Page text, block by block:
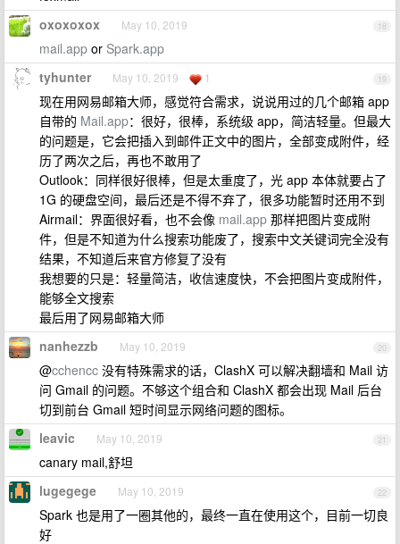
18
oxoxoxox May 10, 2019
mail.app or Spark.app
19
tyhunter May 10, 2019 1
现在用网易邮箱大师，感觉符合需求，说说用过的几个邮箱 app
自带的 Mail.app：很好，很棒，系统级 app，简洁轻量。但最大
的问题是，它会把插入到邮件正文中的图片，全部变成附件，经
历了两次之后，再也不敢用了
Outlook：同样很好很棒，但是太重度了，光 app 本体就要占了
1G 的硬盘空间，最后还是不得不弃了，很多功能暂时还用不到
Airmail：界面很好看，也不会像 mail.app 那样把图片变成附
件，但是不知道为什么搜索功能废了，搜索中文关键词完全没有
结果，不知道后来官方修复了没有
我想要的只是：轻量简洁，收信速度快，不会把图片变成附件，
能够全文搜索
最后用了网易邮箱大师
20
nanhezzb May 10, 2019
@cchencc 没有特殊需求的话，ClashX 可以解决翻墙和 Mail 访
问 Gmail 的问题。不够这个组合和 ClashX 都会出现 Mail 后台
切到前台 Gmail 短时间显示网络问题的图标。
21
leavic May 10, 2019
canary mail,舒坦
22
lugegege May 10, 2019
Spark 也是用了一圈其他的，最终一直在使用这个，目前一切良
好